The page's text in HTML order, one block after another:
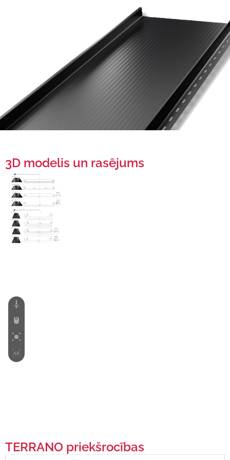
3D modelis un rasējums
TERRANO priekšrocības